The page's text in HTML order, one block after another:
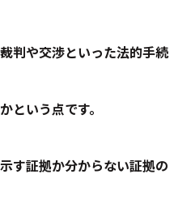
判や交渉といった法的手続
という点です。
す証拠か分からない証拠の